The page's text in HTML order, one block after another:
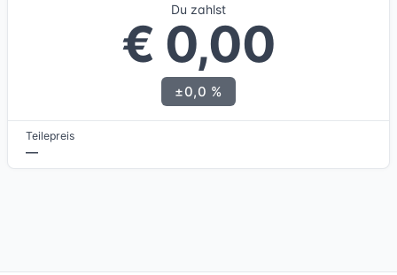
Du zahlst
€ 0,00
±0,0 %
Teilepreis
—